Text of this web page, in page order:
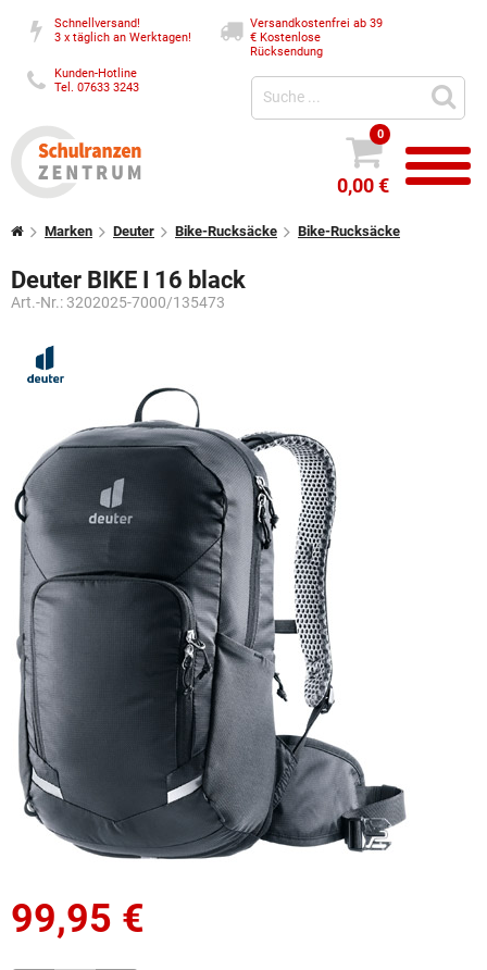
Schnellversand!
3 x täglich an Werktagen!
Versandkostenfrei ab 39
€Kostenlose
Rücksendung
Kunden-Hotline
Tel. 07633 3243
0
0,00 €
Marken Deuter Bike-Rucksäcke Bike-Rucksäcke
Deuter BIKE I 16 black
Art.-Nr.: 3202025-7000/135473
99,95 €